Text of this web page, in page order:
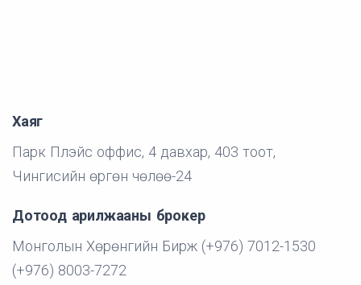
Хаяг
Парк Плэйс оффис, 4 давхар, 403 тоот,
Чингисийн өргөн чөлөө-24
Дотоод арилжааны брокер
Монголын Хөрөнгийн Бирж (+976) 7012-1530
(+976) 8003-7272